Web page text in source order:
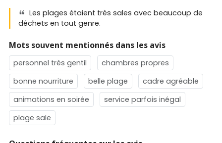
Les plages étaient très sales avec beaucoup de
déchets en tout genre.
Mots souvent mentionnés dans les avis
personnel très gentil
chambres propres
bonne nourriture
belle plage
cadre agréable
animations en soirée
service parfois inégal
plage sale